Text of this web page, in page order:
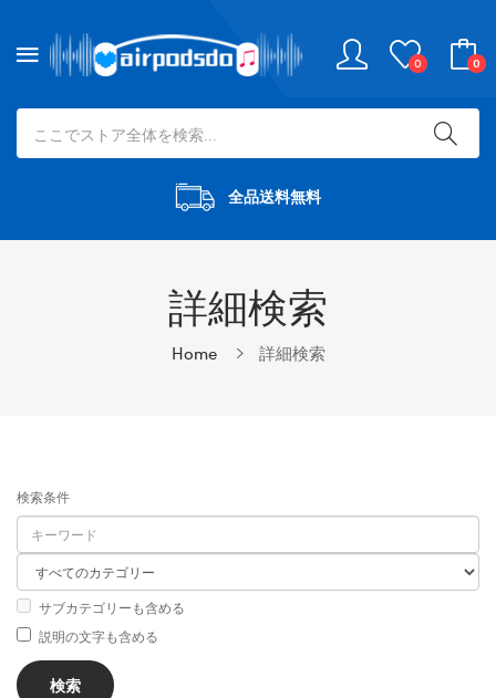
0 0
全品送料無料
詳細検索
Home 詳細検索
検索条件
サブカテゴリーも含める
説明の文字も含める